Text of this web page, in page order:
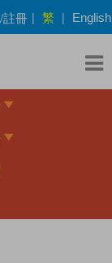
冊 | 繁 | English